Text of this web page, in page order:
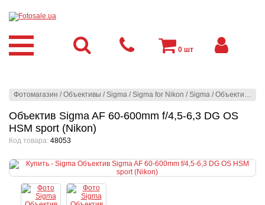
Фотомагазин /Объективы /Sigma /Sigma for Nikon /Sigma /Объектив Sigma AF 60-600mm f/4,5-6,3 DG OS HSM sport (Nikon)
Объектив Sigma AF 60-600mm f/4,5-6,3 DG OS
HSM sport (Nikon)
Код товара: 48053
0 шт